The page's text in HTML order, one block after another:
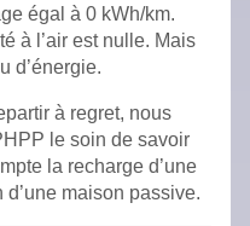
égal à 0 kWh/km.
à l’air est nulle. Mais
d’énergie.
à regret, nous
le soin de savoir
la recharge d’une
maison passive.